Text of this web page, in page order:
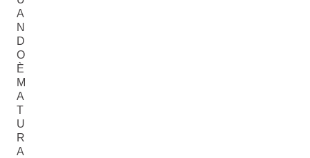
A
N
D
O
È
M
A
T
U
R
A